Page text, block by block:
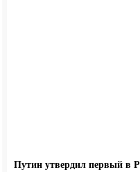
Путин утвердил первый в